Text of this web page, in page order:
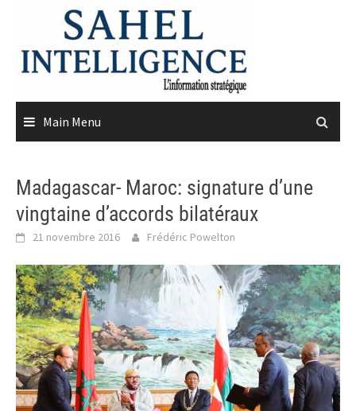
content
Main Menu
Madagascar- Maroc: signature d’une
vingtaine d’accords bilatéraux
21 novembre 2016 Frédéric Powelton